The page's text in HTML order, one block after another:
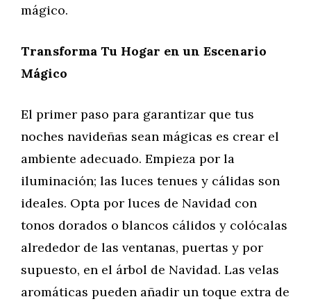
mágico.
Transforma Tu Hogar en un Escenario
Mágico
El primer paso para garantizar que tus
noches navideñas sean mágicas es crear el
ambiente adecuado. Empieza por la
iluminación; las luces tenues y cálidas son
ideales. Opta por luces de Navidad con
tonos dorados o blancos cálidos y colócalas
alrededor de las ventanas, puertas y por
supuesto, en el árbol de Navidad. Las velas
aromáticas pueden añadir un toque extra de